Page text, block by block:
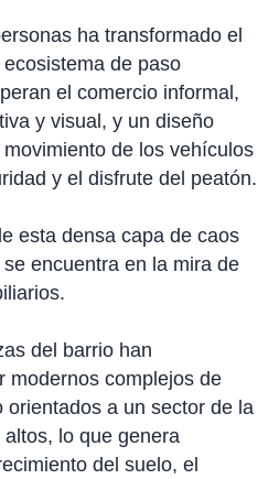
ha transformado el
de paso
el comercio informal,
y visual, y un diseño
de los vehículos
y el disfrute del peatón.
esta densa capa de caos
encuentra en la mira de
del barrio han
modernos complejos de
orientados a un sector de la
lo que genera
del suelo, el